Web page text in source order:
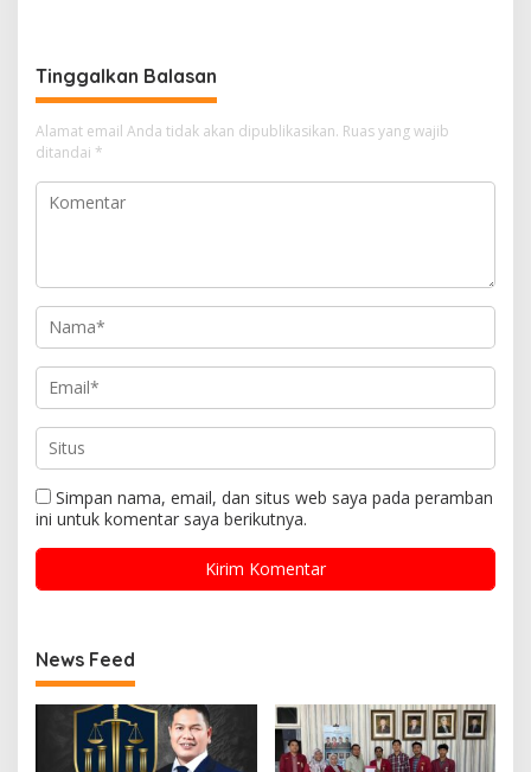
Tinggalkan Balasan
Alamat email Anda tidak akan dipublikasikan. Ruas yang wajib
ditandai *
Simpan nama, email, dan situs web saya pada peramban
ini untuk komentar saya berikutnya.
News Feed